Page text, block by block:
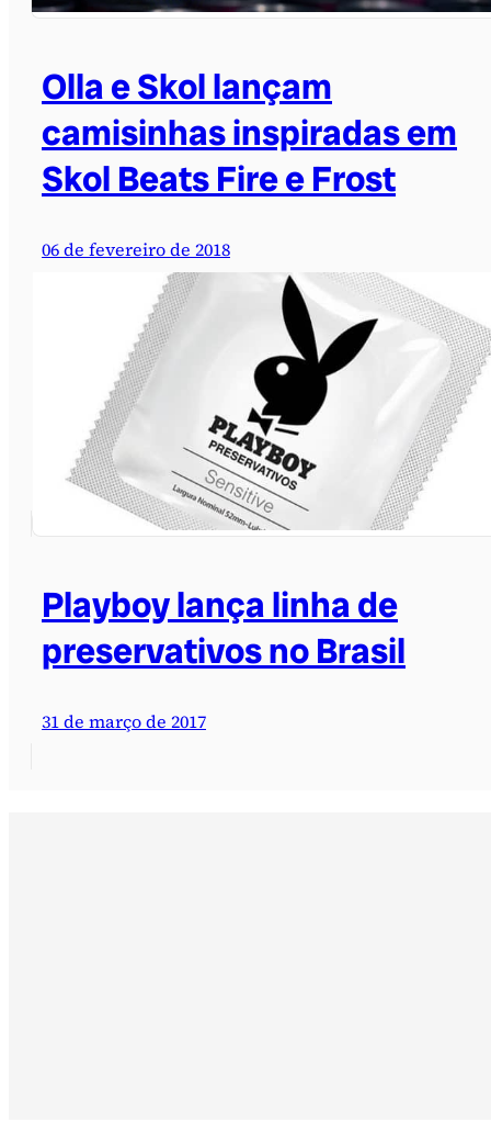
Olla e Skol lançam
camisinhas inspiradas em
Skol Beats Fire e Frost
06 de fevereiro de 2018
Playboy lança linha de
preservativos no Brasil
31 de março de 2017